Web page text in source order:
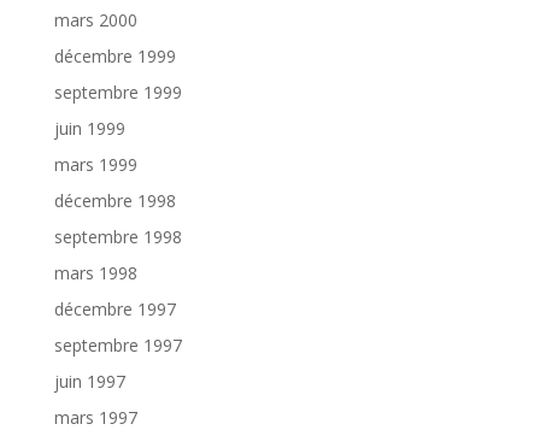
mars 2000
décembre 1999
septembre 1999
juin 1999
mars 1999
décembre 1998
septembre 1998
mars 1998
décembre 1997
septembre 1997
juin 1997
mars 1997